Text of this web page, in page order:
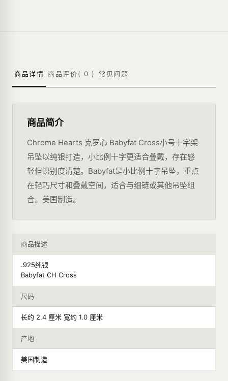
商品详情 商品评价( 0 ) 常见问题
商品简介
Chrome Hearts 克罗心 Babyfat Cross小号十字架
吊坠以纯银打造，小比例十字更适合叠戴，存在感
轻但识别度清楚。Babyfat是小比例十字吊坠，重点
在轻巧尺寸和叠戴空间，适合与细链或其他吊坠组
合。美国制造。
商品描述
.925纯银
Babyfat CH Cross
尺码
长约 2.4 厘米 宽约 1.0 厘米
产地
美国制造